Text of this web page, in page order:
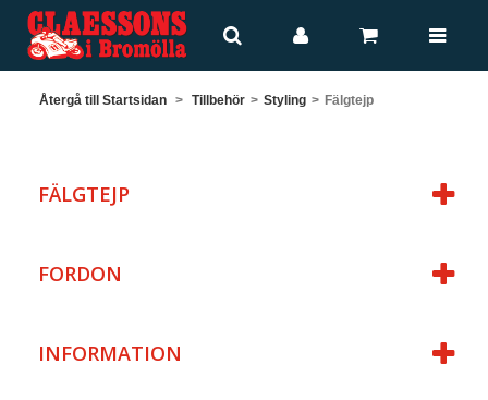
Återgå till Startsidan > Tillbehör > Styling > Fälgtejp
FÄLGTEJP
FORDON
INFORMATION